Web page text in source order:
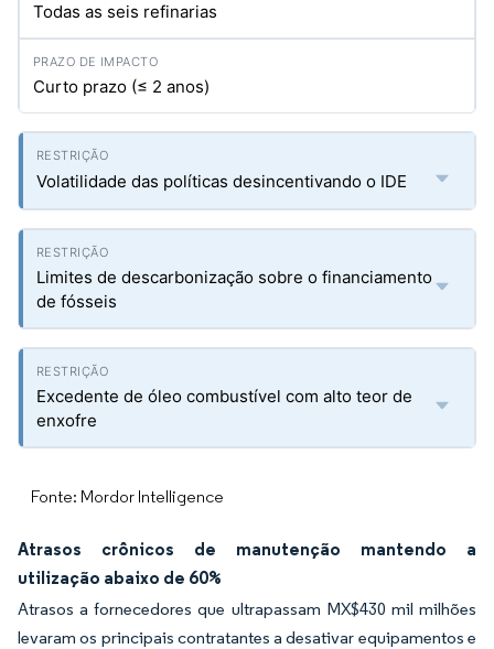
Todas as seis refinarias
Curto prazo (≤ 2 anos)
Volatilidade das políticas desincentivando o IDE
Limites de descarbonização sobre o financiamento
de fósseis
Excedente de óleo combustível com alto teor de
enxofre
Fonte: Mordor Intelligence
Atrasos crônicos de manutenção mantendo a
utilização abaixo de 60%
Atrasos a fornecedores que ultrapassam MX$430 mil milhões
levaram os principais contratantes a desativar equipamentos e